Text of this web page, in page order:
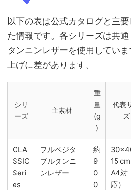
以下の表は公式カタログと主
た情報です。各シリーズは共
タンニンレザーを使用してい
上げに差があります。
シリ
ーズ
主素材
重
量
(g
)
代表
ズ
CLA
SSIC
Seri
es
フルベジタ
ブルタンニ
ンレザー
約
9
0
0
15
A4対
応）